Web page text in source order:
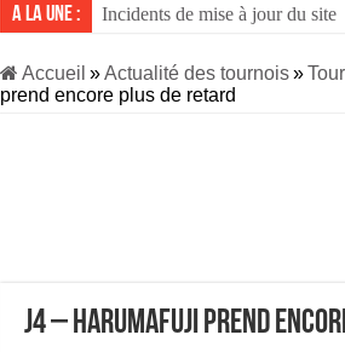
A la une :
Incidents de mise à jour du site
J14 – Aonishiki dominé par
J13 – Aonishiki conserve la
Accueil » Actualité des tournois »
prend encore plus de retard
J4 – Harumafuji prend